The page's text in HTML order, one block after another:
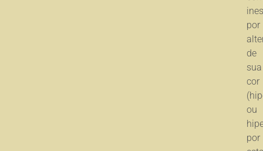
por
de
sua
cor
ou
por